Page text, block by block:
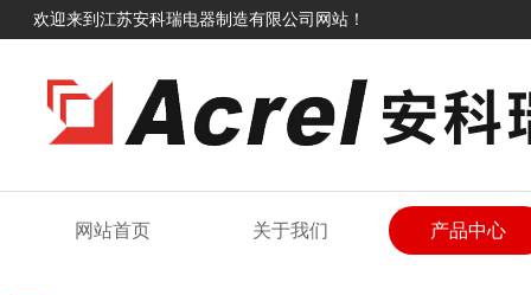
欢迎来到江苏安科瑞电器制造有限公司网站！
网站首页 关于我们 产品中心